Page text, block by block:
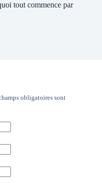
tout commence par
obligatoires sont